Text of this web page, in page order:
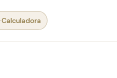
·Calculadora